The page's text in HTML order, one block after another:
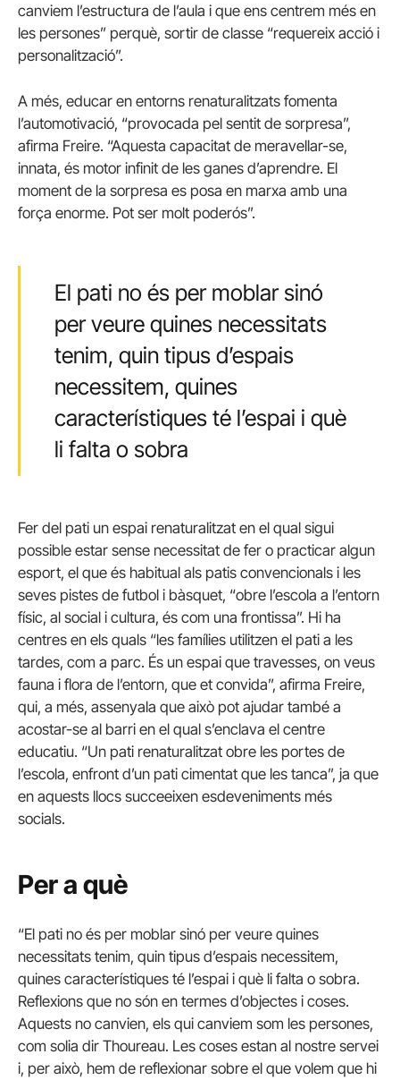
canviem l’estructura de l’aula i que ens centrem més en
les persones” perquè, sortir de classe “requereix acció i
personalització”.
A més, educar en entorns renaturalitzats fomenta
l’automotivació, “provocada pel sentit de sorpresa”,
afirma Freire. “Aquesta capacitat de meravellar-se,
innata, és motor infinit de les ganes d’aprendre. El
moment de la sorpresa es posa en marxa amb una
força enorme. Pot ser molt poderós”.
El pati no és per moblar sinó
per veure quines necessitats
tenim, quin tipus d’espais
necessitem, quines
característiques té l’espai i què
li falta o sobra
Fer del pati un espai renaturalitzat en el qual sigui
possible estar sense necessitat de fer o practicar algun
esport, el que és habitual als patis convencionals i les
seves pistes de futbol i bàsquet, “obre l’escola a l’entorn
físic, al social i cultura, és com una frontissa”. Hi ha
centres en els quals “les famílies utilitzen el pati a les
tardes, com a parc. És un espai que travesses, on veus
fauna i flora de l’entorn, que et convida”, afirma Freire,
qui, a més, assenyala que això pot ajudar també a
acostar-se al barri en el qual s’enclava el centre
educatiu. “Un pati renaturalitzat obre les portes de
l’escola, enfront d’un pati cimentat que les tanca”, ja que
en aquests llocs succeeixen esdeveniments més
socials.
Per a què
“El pati no és per moblar sinó per veure quines
necessitats tenim, quin tipus d’espais necessitem,
quines característiques té l’espai i què li falta o sobra.
Reflexions que no són en termes d’objectes i coses.
Aquests no canvien, els qui canviem som les persones,
com solia dir Thoureau. Les coses estan al nostre servei
i, per això, hem de reflexionar sobre el que volem que hi